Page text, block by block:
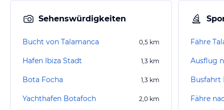
Sehenswürdigkeiten
Bucht von Talamanca 0,5 km
Hafen Ibiza Stadt 1,3 km
Bota Focha 1,3 km
Yachthafen Botafoch 2,0 km
Fähre
Ausflug
Busfahrt
Fähre